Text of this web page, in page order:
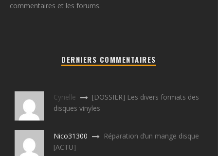
commentaires et les forums.
DERNIERS COMMENTAIRES
Cyrielle
[DOSSIER] Les divers formats des
disques vinyles
Nico31300
Réparation d’un mange disque
[ACTU]